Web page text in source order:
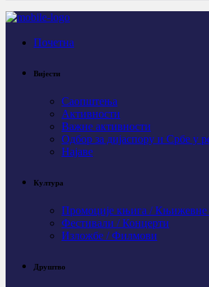
Почетна
Вијести
Саопштења
Активности
Важне активности
Одбор за дијаспору и Србе у
Најаве
Култура
Промоције књига / Књижевне
Фестивали / Концерти
Изложбе / Филмови
Друштво